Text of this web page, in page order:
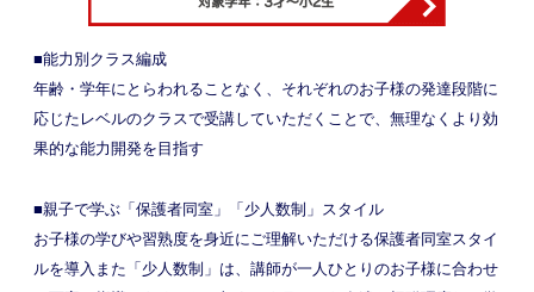
■能力別クラス編成
年齢・学年にとらわれることなく、それぞれのお子様の発達段階に
応じたレベルのクラスで受講していただくことで、無理なくより効
果的な能力開発を目指す
■親子で学ぶ「保護者同室」「少人数制」スタイル
お子様の学びや習熟度を身近にご理解いただける保護者同室スタイ
ルを導入また「少人数制」は、講師が一人ひとりのお子様に合わせ